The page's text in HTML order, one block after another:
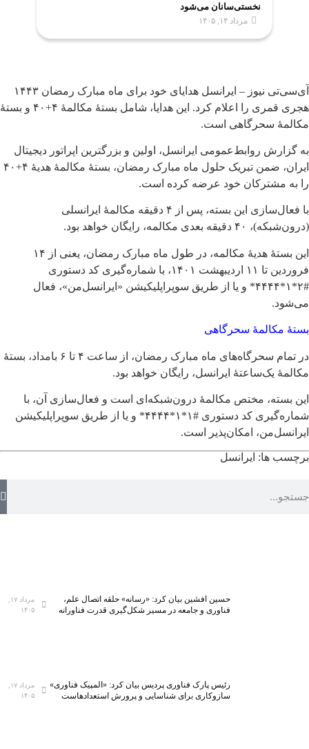
نخستی‌سانان می‌شود
مرداد ۱۴, ۱۴۰۵
آی‌سی‌تی نیوز – ایرانسل هدایای خود برای ماه مبارک رمضان ۱۴۴۳
هجری قمری را اعلام کرد. این هدایا، شامل بستۀ مکالمۀ ۴+۴۰ و بستۀ
مکالمۀ سحرگاهی است.
به گزارش روابط‌عمومی ایرانسل، اولین و بزرگترین اپراتور دیجیتال
ایران، ضمن تبریک حلول ماه مبارک رمضان، بستۀ مکالمۀ هدیۀ ۴+۴۰
را به مشترکان خود عرضه کرده است.
با فعال‌سازی این بسته، پس از ۴ دقیقه مکالمۀ ایرانسلی
(درون‌شبکه)، ۴۰ دقیقه بعدی مکالمه، رایگان خواهد بود.
این بستۀ هدیۀ مکالمه، در طول ماه مبارک رمضان، یعنی از ۱۴
فروردین تا ۱۱ اردیبهشت ۱۴۰۱، با شماره‌گیری کد دستوری
#۲*۱*۴۴۴۴* و یا از طریق سوپراپلیکیشن «ایرانسل‌من»، فعال
می‌شود.
بستۀ مکالمۀ سحرگاهی
در تمام سحرگاه‌های ماه مبارک رمضان، از ساعت ۴ تا ۶ بامداد، بستۀ
مکالمۀ یک‌ساعتۀ ایرانسل، رایگان خواهد بود.
این بسته، مختص مکالمۀ درون‌شبکه‌ای است و فعال‌سازی آن، با
شماره‌گیری کد دستوری #۱*۱*۴۴۴۴* و یا از طریق سوپراپلیکیشن
ایرانسل‌من، امکان‌پذیر است.
برچسب ها: ایرانسل
حسین افشین بیان کرد: «رسانه» حلقه اتصال علم،
فناوری و جامعه در مسیر شکل‌گیری قدرت فناورانه
۱۴۰۵
رئیس پارک فناوری پردیس بیان کرد: «المپیک فناوری»
سازوکاری برای شناسایی و پرورش استعدادهاست
۱۴۰۵